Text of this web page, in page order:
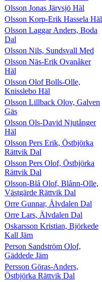
Olsson Jonas Järvsjö Häl
Olsson Korp-Erik Hassela Häl
Olsson Laggar Anders, Boda
Dal
Olsson Nils, Sundsvall Med
Olsson Näs-Erik Ovanåker
Häl
Olsson Olof Bolls-Olle,
Knisslebo Häl
Olsson Lillback Olov, Galven
Gäs
Olsson Ols-David Njutånger
Häl
Olsson Pers Erik, Östbjörka
Rättvik Dal
Olsson Pers Olof, Östbjörka
Rättvik Dal
Olsson-Blå Olof, Blånn-Olle,
Västgärde Rättvik Dal
Orre Gunnar, Älvdalen Dal
Orre Lars, Älvdalen Dal
Oskarsson Kristian, Björkede
Kall Jäm
Person Sandström Olof,
Gäddede Jäm
Persson Göras-Anders,
Östbjörka Rättvik Dal